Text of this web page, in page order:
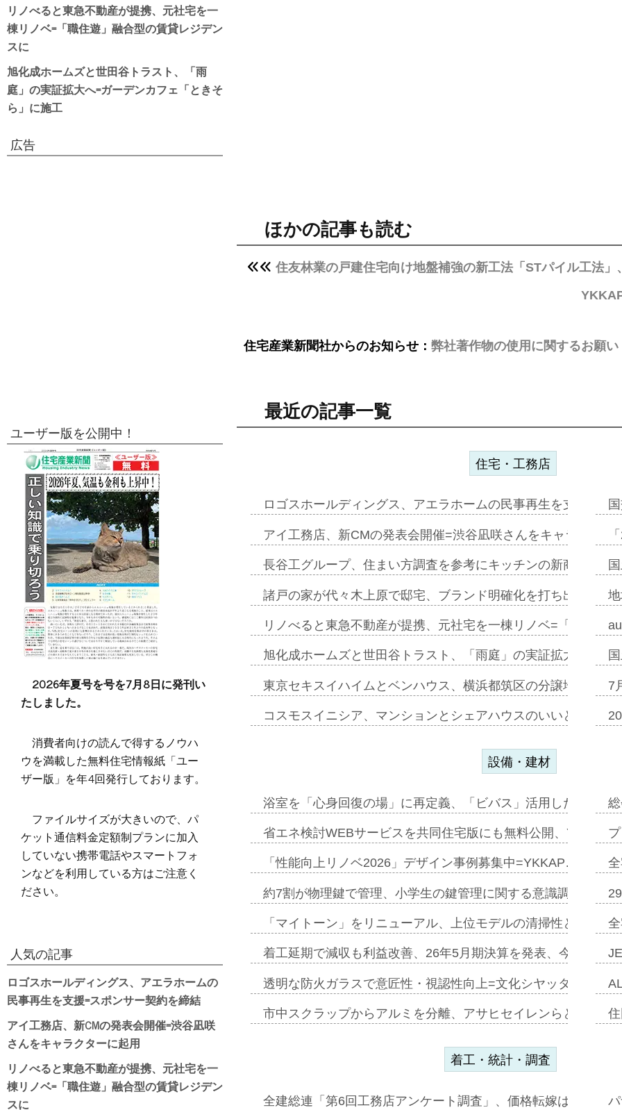
ほかの記事も読む
住友林業の戸建住宅向け地盤補強の新工法「STパイル工法」
住宅産業新聞社からのお知らせ： 弊社著作物の使用に関するお願い
最近の記事一覧
住宅・工務店
ロゴスホールディングス、アエラホームの民事再生を支援=ス
アイ工務店、新CMの発表会開催=渋谷凪咲さんをキャラクタ
長谷工グループ、住まい方調査を参考にキッチンの新商品=「
諸戸の家が代々木上原で邸宅、ブランド明確化を打ち出す=年
リノべると東急不動産が提携、元社宅を一棟リノベ=「職住遊
旭化成ホームズと世田谷トラスト、「雨庭」の実証拡大へ=ガ
東京セキスイハイムとベンハウス、横浜都筑区の分譲地開発で
コスモスイニシア、マンションとシェアハウスのいいとこどり
7
設備・建材
浴室を「心身回復の場」に再定義、「ビバス」活用した新入浴
省エネ検討WEBサービスを共同住宅版にも無料公開、YKKAP
「性能向上リノベ2026」デザイン事例募集中=YKKAP…
約7割が物理鍵で管理、小学生の鍵管理に関する意識調査
「マイトーン」をリニューアル、上位モデルの清掃性と安全
着工延期で減収も利益改善、26年5月期決算を発表、今期は増
透明な防火ガラスで意匠性・視認性向上=文化シヤッター…
市中スクラップからアルミを分離、アサヒセイレンらと協働開
着工・統計・調査
全建総連「第6回工務店アンケート調査」、価格転嫁は十分に
リノべると東急不動産が提携、元社宅を一
棟リノベ=「職住遊」融合型の賃貸レジデン
スに
旭化成ホームズと世田谷トラスト、「雨
庭」の実証拡大へ=ガーデンカフェ「ときそ
ら」に施工
広告
ユーザー版を公開中！
2026年夏号を号を7月8日に発刊い
たしました。
消費者向けの読んで得するノウハ
ウを満載した無料住宅情報紙「ユー
ザー版」を年4回発行しております。
ファイルサイズが大きいので、パ
ケット通信料金定額制プランに加入
していない携帯電話やスマートフォ
ンなどを利用している方はご注意く
ださい。
人気の記事
ロゴスホールディングス、アエラホームの
民事再生を支援=スポンサー契約を締結
アイ工務店、新CMの発表会開催=渋谷凪咲
さんをキャラクターに起用
リノべると東急不動産が提携、元社宅を一
棟リノベ=「職住遊」融合型の賃貸レジデン
スに